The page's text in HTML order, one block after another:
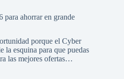
ahorrar en grande
porque el Cyber
la esquina para que puedas
las mejores ofertas…